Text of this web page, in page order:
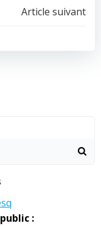
Article suivant
: